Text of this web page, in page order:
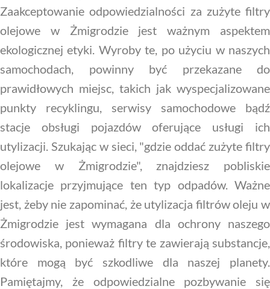
Zaakceptowanie odpowiedzialności za zużyte filtry
olejowe w Żmigrodzie jest ważnym aspektem
ekologicznej etyki. Wyroby te, po użyciu w naszych
samochodach, powinny być przekazane do
prawidłowych miejsc, takich jak wyspecjalizowane
punkty recyklingu, serwisy samochodowe bądź
stacje obsługi pojazdów oferujące usługi ich
utylizacji. Szukając w sieci, "gdzie oddać zużyte filtry
olejowe w Żmigrodzie", znajdziesz pobliskie
lokalizacje przyjmujące ten typ odpadów. Ważne
jest, żeby nie zapominać, że utylizacja filtrów oleju w
Żmigrodzie jest wymagana dla ochrony naszego
środowiska, ponieważ filtry te zawierają substancje,
które mogą być szkodliwe dla naszej planety.
Pamiętajmy, że odpowiedzialne pozbywanie się